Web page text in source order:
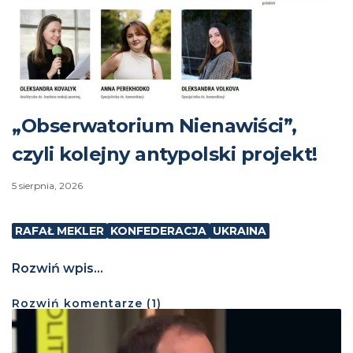
„Obserwatorium Nienawiści”,
czyli kolejny antypolski projekt!
5 sierpnia, 2026
RAFAŁ MEKLER KONFEDERACJA UKRAINA
Rozwiń wpis...
Rozwiń komentarze (1)